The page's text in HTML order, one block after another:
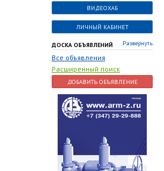
ВИДЕОХАБ
ЛИЧНЫЙ КАБИНЕТ
ДОСКА ОБЪЯВЛЕНИЙ Развернуть
Все объявления
Расширенный поиск
ДОБАВИТЬ ОБЪЯВЛЕНИЕ